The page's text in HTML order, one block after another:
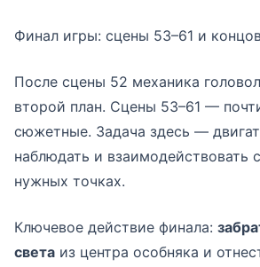
Финал игры: сцены 53–61 и
После сцены 52 механика
второй план. Сцены 53–61 —
сюжетные. Задача здесь —
наблюдать и взаимодействовать
нужных точках.
Ключевое действие финала:
света из центра особняка и